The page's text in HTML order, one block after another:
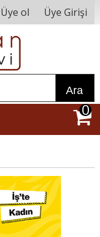
Üye ol Üye Girişi
Ara
0